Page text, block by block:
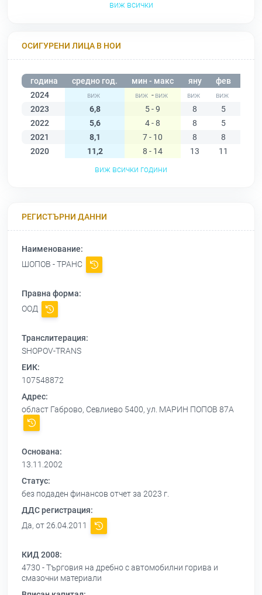
виж всички
ОСИГУРЕНИ ЛИЦА В НОИ
година средно год. мин - макс яну фев
2024
-
2023
6,8 5 - 9 8 5
2022
5,6 4 - 8 8 5
2021
8,1 7 - 10 8 8
2020
11,2 8 - 14 13 11
виж всички години
РЕГИСТЪРНИ ДАННИ
Наименование:
ШОПОВ - ТРАНС
Правна форма:
ООД
Транслитерация:
SHOPOV-TRANS
ЕИК:
107548872
Адрес:
област Габрово, Севлиево 5400, ул. МАРИН ПОПОВ 87А
Основана:
13.11.2002
Статус:
без подаден финансов отчет за 2023 г.
ДДС регистрация:
Да, от 26.04.2011
КИД 2008:
4730 - Търговия на дребно с автомобилни горива и
смазочни материали